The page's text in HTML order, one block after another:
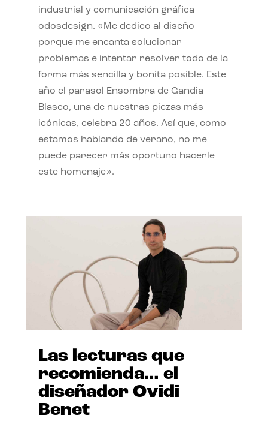
industrial y comunicación gráfica
odosdesign. «Me dedico al diseño
porque me encanta solucionar
problemas e intentar resolver todo de la
forma más sencilla y bonita posible. Este
año el parasol Ensombra de Gandia
Blasco, una de nuestras piezas más
icónicas, celebra 20 años. Así que, como
estamos hablando de verano, no me
puede parecer más oportuno hacerle
este homenaje».
Las lecturas que
recomienda… el
diseñador Ovidi
Benet